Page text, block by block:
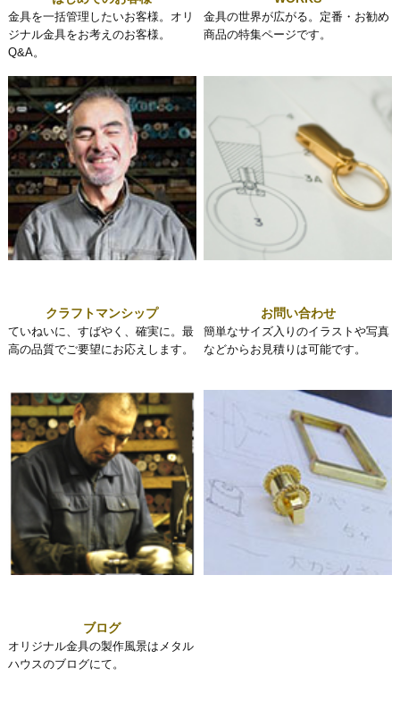
金具を一括管理したいお客様。オリ
ジナル金具をお考えのお客様。
Q&A。
金具の世界が広がる。定番・お勧め
商品の特集ページです。
クラフトマンシップ
ていねいに、すばやく、確実に。最
高の品質でご要望にお応えします。
お問い合わせ
簡単なサイズ入りのイラストや写真
などからお見積りは可能です。
ブログ
オリジナル金具の製作風景はメタル
ハウスのブログにて。